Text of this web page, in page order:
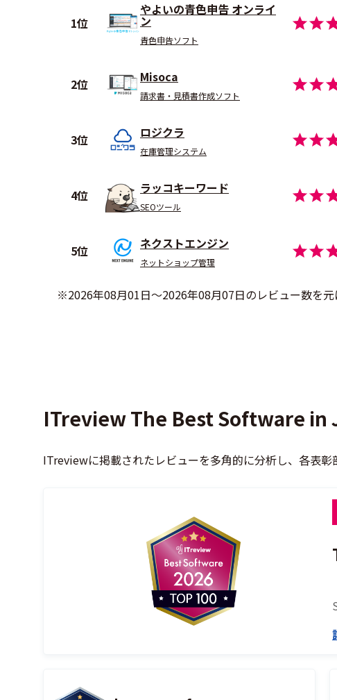
1位
やよいの青色申告 オンライ
ン
青色申告ソフト
2位 Misoca
請求書・見積書作成ソフト
3位 ロジクラ
在庫管理システム
4位 ラッコキーワード
SEOツール
5位 ネクストエンジン
ネットショップ管理
※2026年08月01日〜2026年08月07日のレビュー数を
ITreview The Best Software in
ITreviewに掲載されたレビューを多角的に分析し、各表彰